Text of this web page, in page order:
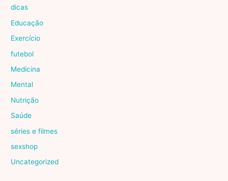
dicas
Educação
Exercício
futebol
Medicina
Mental
Nutrição
Saúde
séries e filmes
sexshop
Uncategorized